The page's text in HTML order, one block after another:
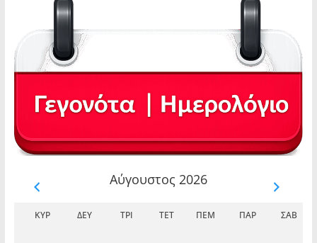
Αύγουστος 2026
ΚΥΡ ΔΕΥ ΤΡΊ ΤΕΤ ΠΈΜ ΠΑΡ ΣΆΒ